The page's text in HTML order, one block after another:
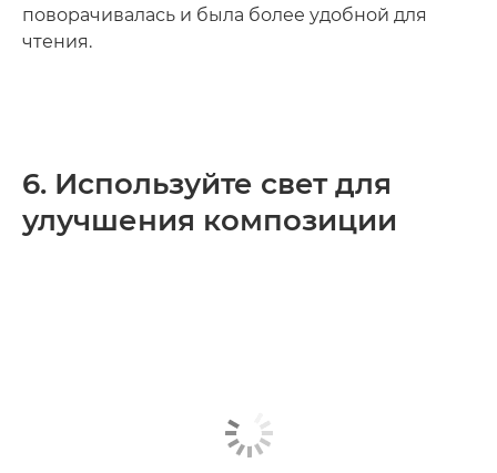
поворачивалась и была более удобной для
чтения.
6. Используйте свет для
улучшения композиции